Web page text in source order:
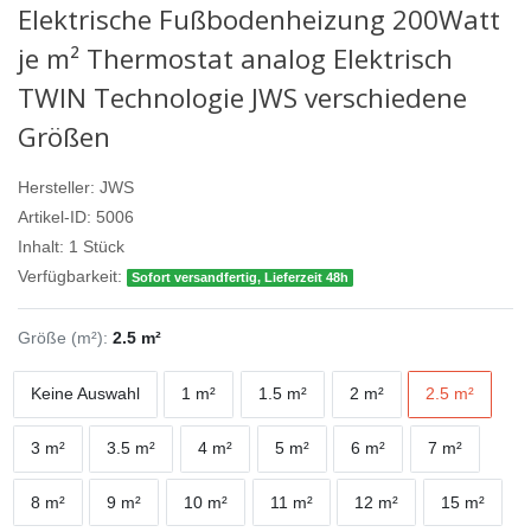
Elektrische Fußbodenheizung 200Watt
je m² Thermostat analog Elektrisch
TWIN Technologie JWS verschiedene
Größen
Hersteller: JWS
Artikel-ID: 5006
Inhalt: 1 Stück
Verfügbarkeit:
Sofort versandfertig, Lieferzeit 48h
Größe (m²): 2.5 m²
Keine Auswahl 1 m² 1.5 m² 2 m² 2.5 m²
3 m² 3.5 m² 4 m² 5 m² 6 m² 7 m²
8 m² 9 m² 10 m² 11 m² 12 m² 15 m²